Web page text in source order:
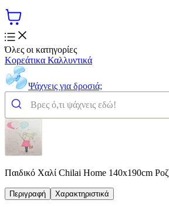
Όλες οι κατηγορίες
Κορεάτικα Καλλυντικά
Ψάχνεις για δροσιά;
Παιδικό Χαλί Chilai Home 140x190cm Ροζ
Περιγραφή Χαρακτηριστικά